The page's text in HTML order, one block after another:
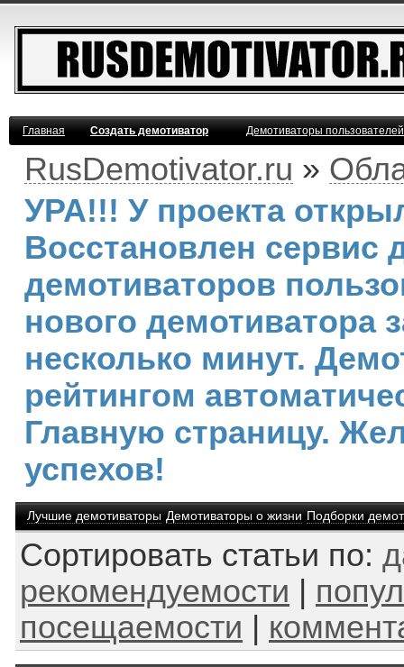
Главная Создать демотиватор Демотиваторы
RusDemotivator.ru »
УРА!!! У проекта
Восстановлен сервис
демотиваторов
нового демотиватора
несколько минут.
рейтингом
Главную страницу.
успехов!
Лучшие демотиваторы Демотиваторы о жизни Подборки
Сортировать статьи по:
рекомендуемости
посещаемости